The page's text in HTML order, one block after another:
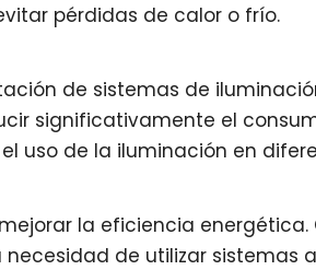
pérdidas de calor o frío.
de sistemas de
significativamente el
uso de la iluminación en
la eficiencia
de utilizar sistemas